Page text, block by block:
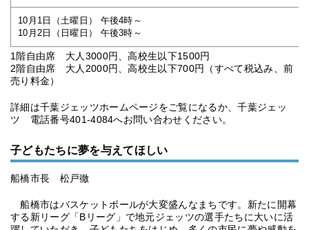
10月1日（土曜日） 午後4時～
10月2日（日曜日） 午後3時～
1階自由席 大人3000円、高校生以下1500円
2階自由席 大人2000円、高校生以下700円（すべて税込み、前
売り料金）
詳細は千葉ジェッツホームページをご覧になるか、千葉ジェッ
ツ 電話番号401-4084へお問い合わせください。
子どもたちに夢を与えてほしい
船橋市長 松戸徹
船橋市はバスケットボールが大変盛んなまちです。新たに開幕
する新リーグ「Bリーグ」で地元ジェッツの選手たちに大いに活